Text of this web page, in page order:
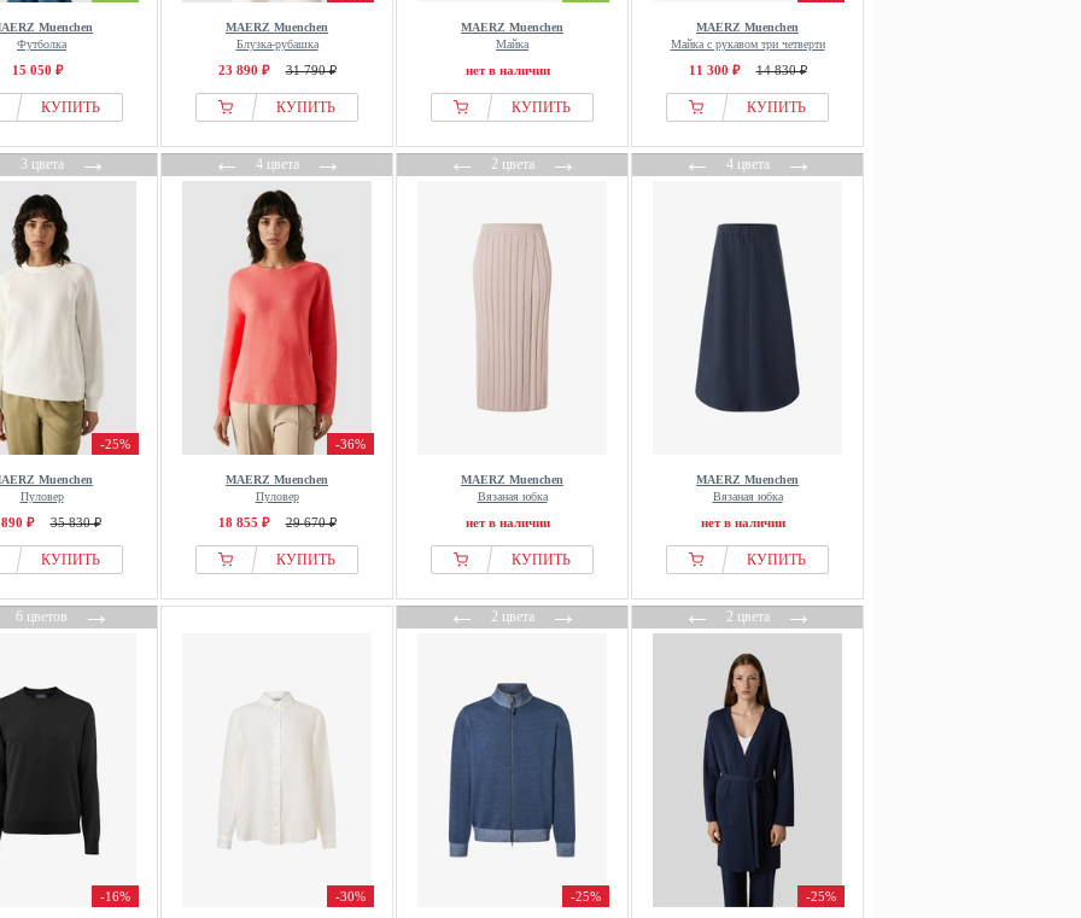
Muenchen
Футболка
15 050 ₽
КУПИТЬ
MAERZ Muenchen
Блузка-рубашка
23 890 ₽ 31 790 ₽
КУПИТЬ
MAERZ Muenchen
Майка
нет в наличии
КУПИТЬ
MAERZ Muenchen
Майка с рукавом три четверти
11 300 ₽ 14 830 ₽
КУПИТЬ
3 цвета→
-25%
Muenchen
Пуловер
₽ 35 830 ₽
КУПИТЬ
←4 цвета→
-36%
MAERZ Muenchen
Пуловер
18 855 ₽ 29 670 ₽
КУПИТЬ
←2 цвета→
MAERZ Muenchen
Вязаная юбка
нет в наличии
КУПИТЬ
←4 цвета→
MAERZ Muenchen
Вязаная юбка
нет в наличии
КУПИТЬ
6 цветов→
-16% -30%
←2 цвета→
-25%
←2 цвета→
-25%